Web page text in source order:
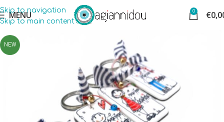
Skip to navigation
Skip to main content
MENU 0 €
NEW